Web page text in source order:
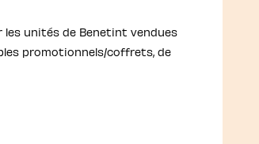
les unités de Benetint vendues
promotionnels/coffrets, de